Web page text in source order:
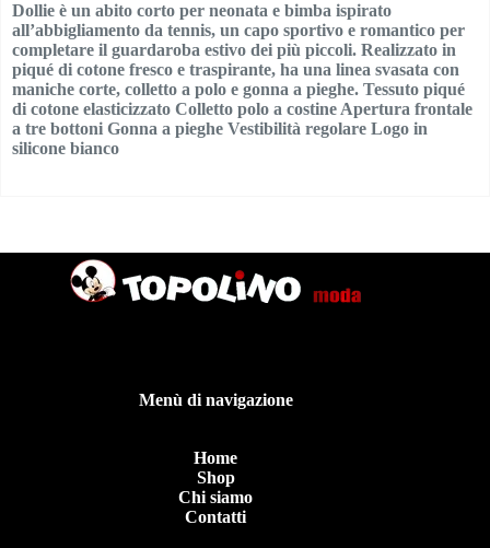
Dollie è un abito corto per neonata e bimba ispirato
all’abbigliamento da tennis, un capo sportivo e romantico per
completare il guardaroba estivo dei più piccoli. Realizzato in
piqué di cotone fresco e traspirante, ha una linea svasata con
maniche corte, colletto a polo e gonna a pieghe. Tessuto piqué
di cotone elasticizzato Colletto polo a costine Apertura frontale
a tre bottoni Gonna a pieghe Vestibilità regolare Logo in
silicone bianco
Menù di navigazione
Home
Shop
Chi siamo
Contatti